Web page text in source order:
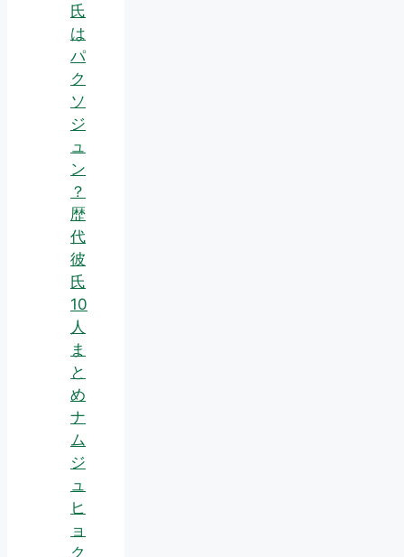
氏
は
パ
ク
ソ
ジ
ュ
ン
？
歴
代
彼
氏
10
人
ま
と
め
ナ
ム
ジ
ュ
ヒ
ョ
ク